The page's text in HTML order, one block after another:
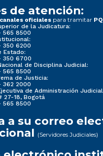
de atención:
oficiales para tramitar
de la Judicatura:
565 8500
350 6200
Estado:
350 6700
de Disciplina Judicial:
565 8500
de Justicia:
362 2000
de Administración Judicial
27-18, Bogotá
565 8500
a su correo
(Servidores Judiciales)